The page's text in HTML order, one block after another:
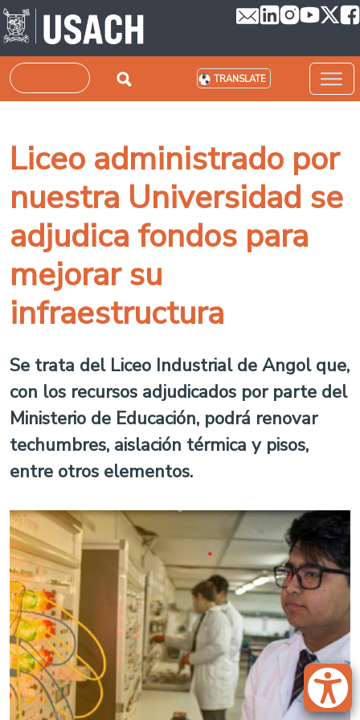
Skip to main content
Search TRANSLATE
Liceo administrado por
nuestra Universidad se
adjudica fondos para
mejorar su
infraestructura
Se trata del Liceo Industrial de Angol que,
con los recursos adjudicados por parte del
Ministerio de Educación, podrá renovar
techumbres, aislación térmica y pisos,
entre otros elementos.